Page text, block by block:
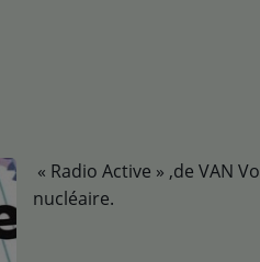
« Radio Active » ,de VAN
nucléaire.